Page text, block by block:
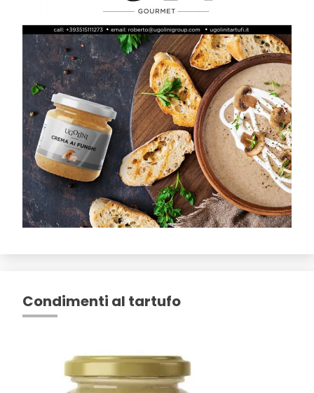
Condimenti al tartufo